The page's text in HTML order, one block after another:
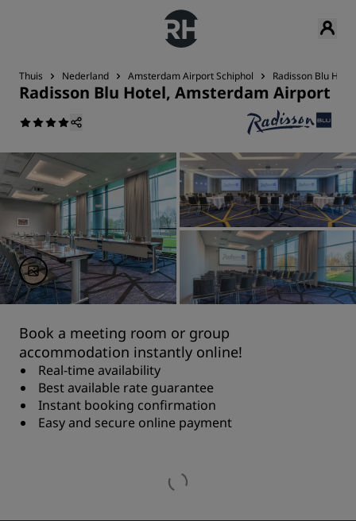
Thuis Nederland Amsterdam Airport Schiphol Radisson Blu
Radisson Blu Hotel, Amsterdam Airport
Book a meeting room or group
accommodation instantly online!
Real-time availability
Best available rate guarantee
Instant booking confirmation
Easy and secure online payment